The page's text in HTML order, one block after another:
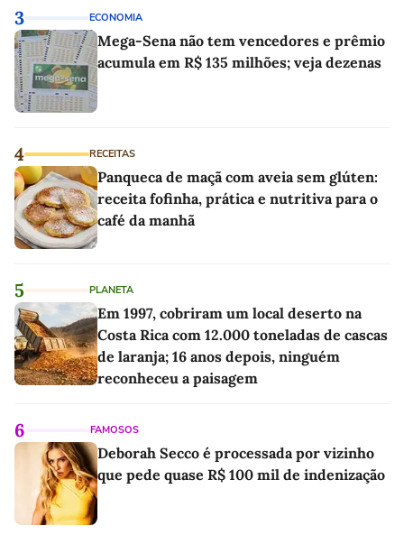
3 ECONOMIA
Mega-Sena não tem vencedores e prêmio
acumula em R$ 135 milhões; veja dezenas
4 RECEITAS
Panqueca de maçã com aveia sem glúten:
receita fofinha, prática e nutritiva para o
café da manhã
5 PLANETA
Em 1997, cobriram um local deserto na
Costa Rica com 12.000 toneladas de cascas
de laranja; 16 anos depois, ninguém
reconheceu a paisagem
6 FAMOSOS
Deborah Secco é processada por vizinho
que pede quase R$ 100 mil de indenização